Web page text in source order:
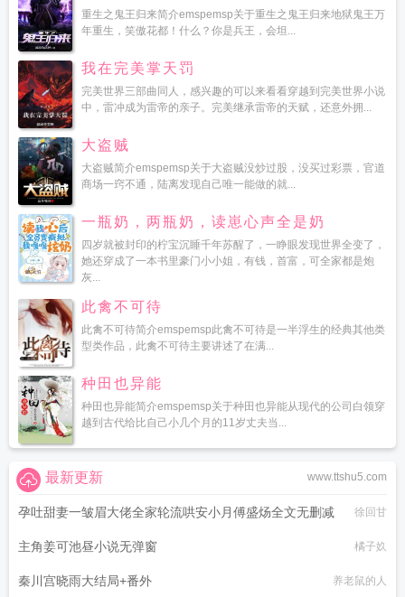
重生之鬼王归来简介emspemsp关于重生之鬼王归来地狱鬼王万
年重生，笑傲花都！什么？你是兵王，会坦...
我在完美掌天罚
完美世界三部曲同人，感兴趣的可以来看看穿越到完美世界小说
中，雷冲成为雷帝的亲子。完美继承雷帝的天赋，还意外拥...
大盗贼
大盗贼简介emspemsp关于大盗贼没炒过股，没买过彩票，官道
商场一窍不通，陆离发现自己唯一能做的就...
一瓶奶，两瓶奶，读崽心声全是奶
四岁就被封印的柠宝沉睡千年苏醒了，一睁眼发现世界全变了，
她还穿成了一本书里豪门小小姐，有钱，首富，可全家都是炮
灰...
此禽不可待
此禽不可待简介emspemsp此禽不可待是一半浮生的经典其他类
型类作品，此禽不可待主要讲述了在满...
种田也异能
种田也异能简介emspemsp关于种田也异能从现代的公司白领穿
越到古代给比自己小几个月的11岁丈夫当...
www.ttshu5.com
最新更新
孕吐甜妻一皱眉大佬全家轮流哄安小月傅盛炀全文无删减 徐回甘
主角姜可池昼小说无弹窗 橘子奺
秦川宫晓雨大结局+番外 养老鼠的人